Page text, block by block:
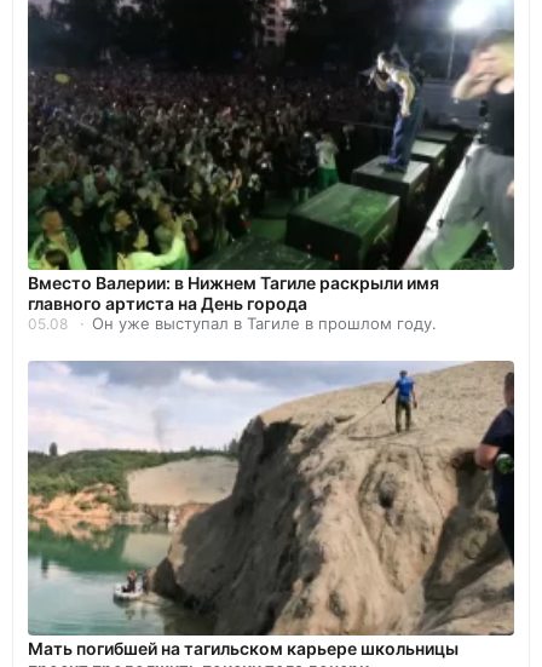
Вместо Валерии: в Нижнем Тагиле раскрыли имя
главного артиста на День города
05.08 Он уже выступал в Тагиле в прошлом году.
Мать погибшей на тагильском карьере школьницы